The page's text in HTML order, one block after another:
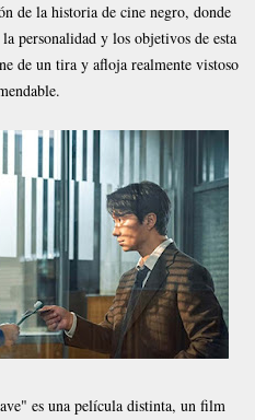
de la historia de cine negro, donde
personalidad y los objetivos de esta
de un tira y afloja realmente vistoso
es una película distinta, un film